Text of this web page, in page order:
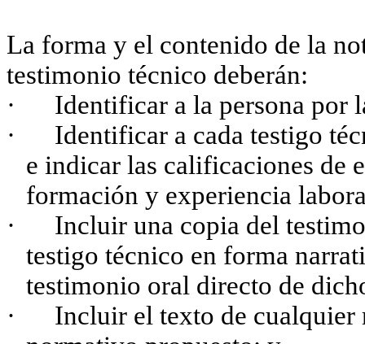
La forma y el contenido de la
testimonio técnico deberán:
·
Identificar a la persona por
·
Identificar a cada testigo
e indicar las calificaciones de
formación y experiencia
·
Incluir una copia del
testigo técnico en forma
testimonio oral directo de
·
Incluir el texto de